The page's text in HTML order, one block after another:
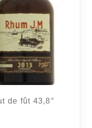
de fût 43,8°